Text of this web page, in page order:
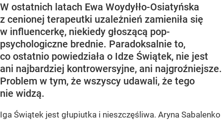
W ostatnich latach Ewa Woydyłło-Osiatyńska
z cenionej terapeutki uzależnień zamieniła się
w influencerkę, niekiedy głoszącą pop-
psychologiczne brednie. Paradoksalnie to,
co ostatnio powiedziała o Idze Świątek, nie jest
ani najbardziej kontrowersyjne, ani najgroźniejsze.
Problem w tym, że wszyscy udawali, że tego
nie widzą.
Iga Świątek jest głupiutka i nieszczęśliwa. Aryna Sabalenko